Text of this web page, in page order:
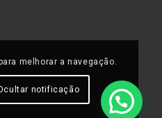
melhorar a navegação.
notificação